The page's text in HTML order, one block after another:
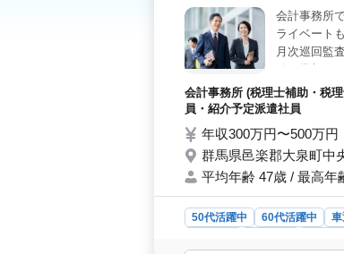
会計事務所
ライベート
月次巡回監
与面におい
ります！
会計事務所 (税理士補助・税
員・紹介予定派遣社員
年収300万円〜500万円
群馬県邑楽郡大泉町中
平均年齢 47歳 / 最高年
50代活躍中 60代活躍中